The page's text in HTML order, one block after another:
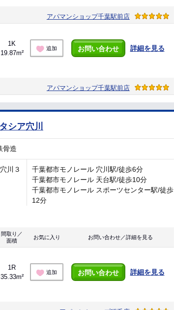
アパマンショップ千葉駅前店
1K
19.87m²
追加 お問い合わせ 詳細を見る
アパマンショップ千葉駅前店
シア穴川
骨造
川３
千葉都市モノレール 穴川駅/徒歩6分
千葉都市モノレール 天台駅/徒歩10分
千葉都市モノレール スポーツセンター駅/徒歩
12分
間取り／
面積
お気に入り お問い合わせ／詳細を見る
1R
35.33m²
追加 お問い合わせ 詳細を見る